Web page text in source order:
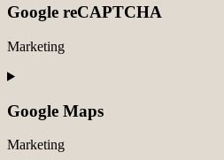
service
google-
fonts
Google reCAPTCHA
Marketing
Consent
service
google-
recaptcha
Google Maps
Marketing